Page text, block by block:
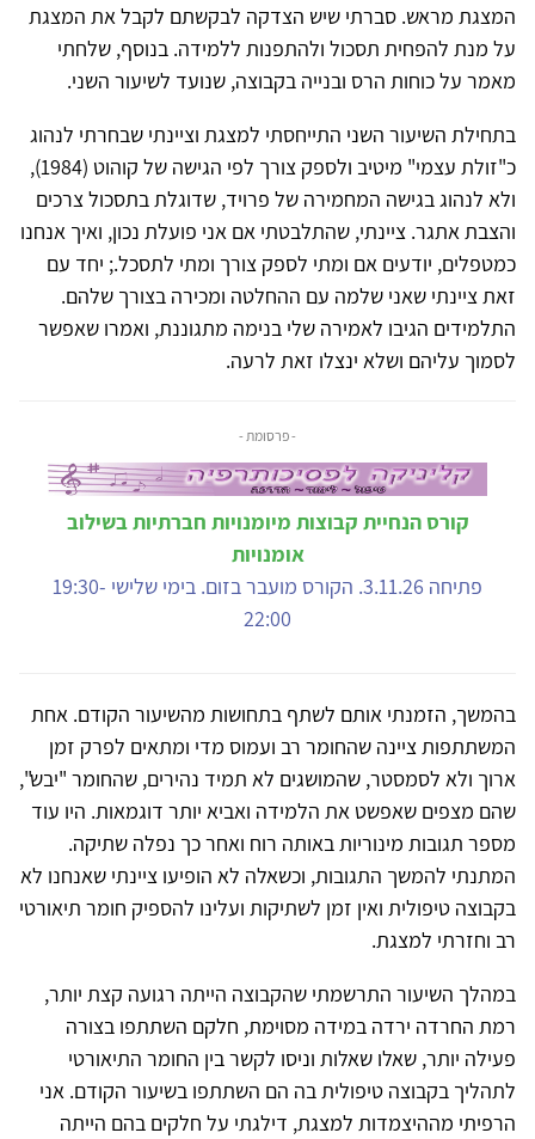
המצגת מראש. סברתי שיש הצדקה לבקשתם לקבל את המצגת
על מנת להפחית תסכול ולהתפנות ללמידה. בנוסף, שלחתי
מאמר על כוחות הרס ובנייה בקבוצה, שנועד לשיעור השני.
בתחילת השיעור השני התייחסתי למצגת וציינתי שבחרתי לנהוג
כ"זולת עצמי" מיטיב ולספק צורך לפי הגישה של קוהוט (1984),
ולא לנהוג בגישה המחמירה של פרויד, שדוגלת בתסכול צרכים
והצבת אתגר. ציינתי, שהתלבטתי אם אני פועלת נכון, ואיך אנחנו
כמטפלים, יודעים אם ומתי לספק צורך ומתי לתסכל.; יחד עם
זאת ציינתי שאני שלמה עם ההחלטה ומכירה בצורך שלהם.
התלמידים הגיבו לאמירה שלי בנימה מתגוננת, ואמרו שאפשר
לסמוך עליהם ושלא ינצלו זאת לרעה.
- פרסומת -
קורס הנחיית קבוצות מיומנויות חברתיות בשילוב
אומנויות
פתיחה 3.11.26. הקורס מועבר בזום. בימי שלישי 19:30-
22:00
בהמשך, הזמנתי אותם לשתף בתחושות מהשיעור הקודם. אחת
המשתתפות ציינה שהחומר רב ועמוס מדי ומתאים לפרק זמן
ארוך ולא לסמסטר, שהמושגים לא תמיד נהירים, שהחומר "יבש",
שהם מצפים שאפשט את הלמידה ואביא יותר דוגמאות. היו עוד
מספר תגובות מינוריות באותה רוח ואחר כך נפלה שתיקה.
המתנתי להמשך התגובות, וכשאלה לא הופיעו ציינתי שאנחנו לא
בקבוצה טיפולית ואין זמן לשתיקות ועלינו להספיק חומר תיאורטי
רב וחזרתי למצגת.
במהלך השיעור התרשמתי שהקבוצה הייתה רגועה קצת יותר,
רמת החרדה ירדה במידה מסוימת, חלקם השתתפו בצורה
פעילה יותר, שאלו שאלות וניסו לקשר בין החומר התיאורטי
לתהליך בקבוצה טיפולית בה הם השתתפו בשיעור הקודם. אני
הרפיתי מההיצמדות למצגת, דילגתי על חלקים בהם הייתה